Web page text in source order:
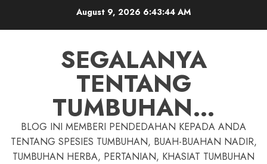
August 9, 2026 6:43:44 AM
SEGALANYA
TENTANG
TUMBUHAN…
BLOG INI MEMBERI PENDEDAHAN KEPADA ANDA
TENTANG SPESIES TUMBUHAN, BUAH-BUAHAN NADIR,
TUMBUHAN HERBA, PERTANIAN, KHASIAT TUMBUHAN